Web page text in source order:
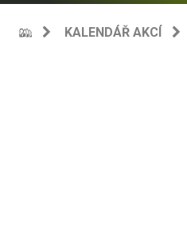
KALENDÁŘ AKCÍ